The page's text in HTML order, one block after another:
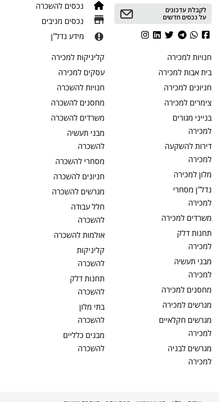
לקבלת עדכונים
על נכסים חדשים
נכסים להשכרה
נכסים מניבים
מידע נדל"ן
חנויותלמכירה
בית אבותלמכירה
חניונים למכירה
צימרים למכירה
בנייני מגורים
למכירה
דירות להשקעה
למכירה
מלון למכירה
נדל"ן מסחרי
למכירה
משרדים למכירה
תחנות דלק
למכירה
מבני תעשיה
למכירה
מחסנים למכירה
מגרשים למכירה
מגרשים חקלאיים
למכירה
מגרשים לבניה
למכירה
קליניקותלמכירה
עסקים למכירה
חנויותלהשכרה
מחסנים להשכרה
משרדים להשכרה
מבני תעשיה
להשכרה
מסחרי להשכרה
חניונים להשכרה
מגרשים להשכרה
חלל עבודה
להשכרה
אולמותלהשכרה
קליניקות
להשכרה
תחנות דלק
להשכרה
בתי מלון
להשכרה
מבנים כלליים
להשכרה